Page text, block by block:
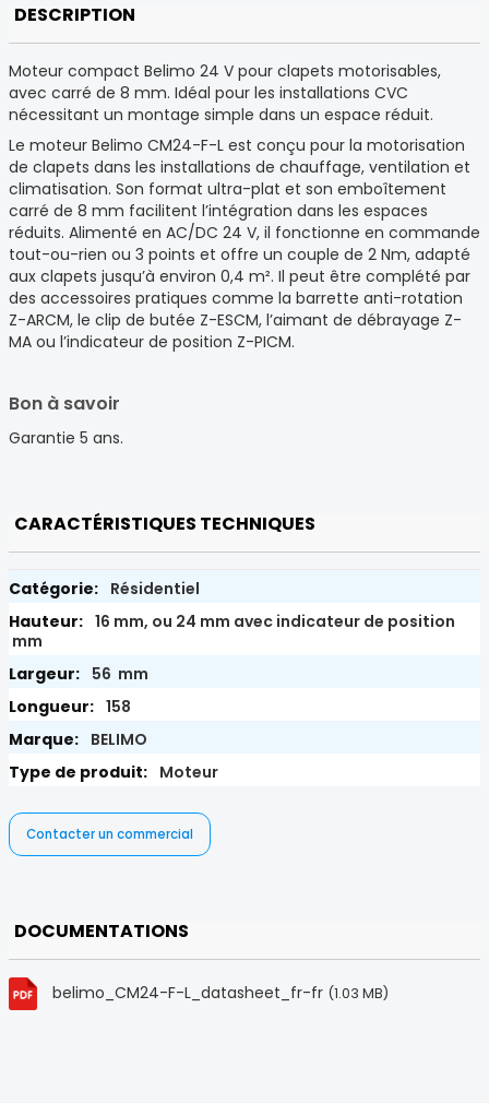
DESCRIPTION
Moteur compact Belimo 24 V pour clapets motorisables,
avec carré de 8 mm. Idéal pour les installations CVC
nécessitant un montage simple dans un espace réduit.
Le moteur Belimo CM24-F-L est conçu pour la motorisation
de clapets dans les installations de chauffage, ventilation et
climatisation. Son format ultra-plat et son emboîtement
carré de 8 mm facilitent l’intégration dans les espaces
réduits. Alimenté en AC/DC 24 V, il fonctionne en commande
tout-ou-rien ou 3 points et offre un couple de 2 Nm, adapté
aux clapets jusqu’à environ 0,4 m². Il peut être complété par
des accessoires pratiques comme la barrette anti-rotation
Z-ARCM, le clip de butée Z-ESCM, l’aimant de débrayage Z-
MA ou l’indicateur de position Z-PICM.
Bon à savoir
Garantie 5 ans.
CARACTÉRISTIQUES TECHNIQUES
Résidentiel
16 mm, ou 24 mm avec indicateur de position
mm
56 mm
158
BELIMO
Moteur
Contacter un commercial
DOCUMENTATIONS
belimo_CM24-F-L_datasheet_fr-fr (1.03 MB)